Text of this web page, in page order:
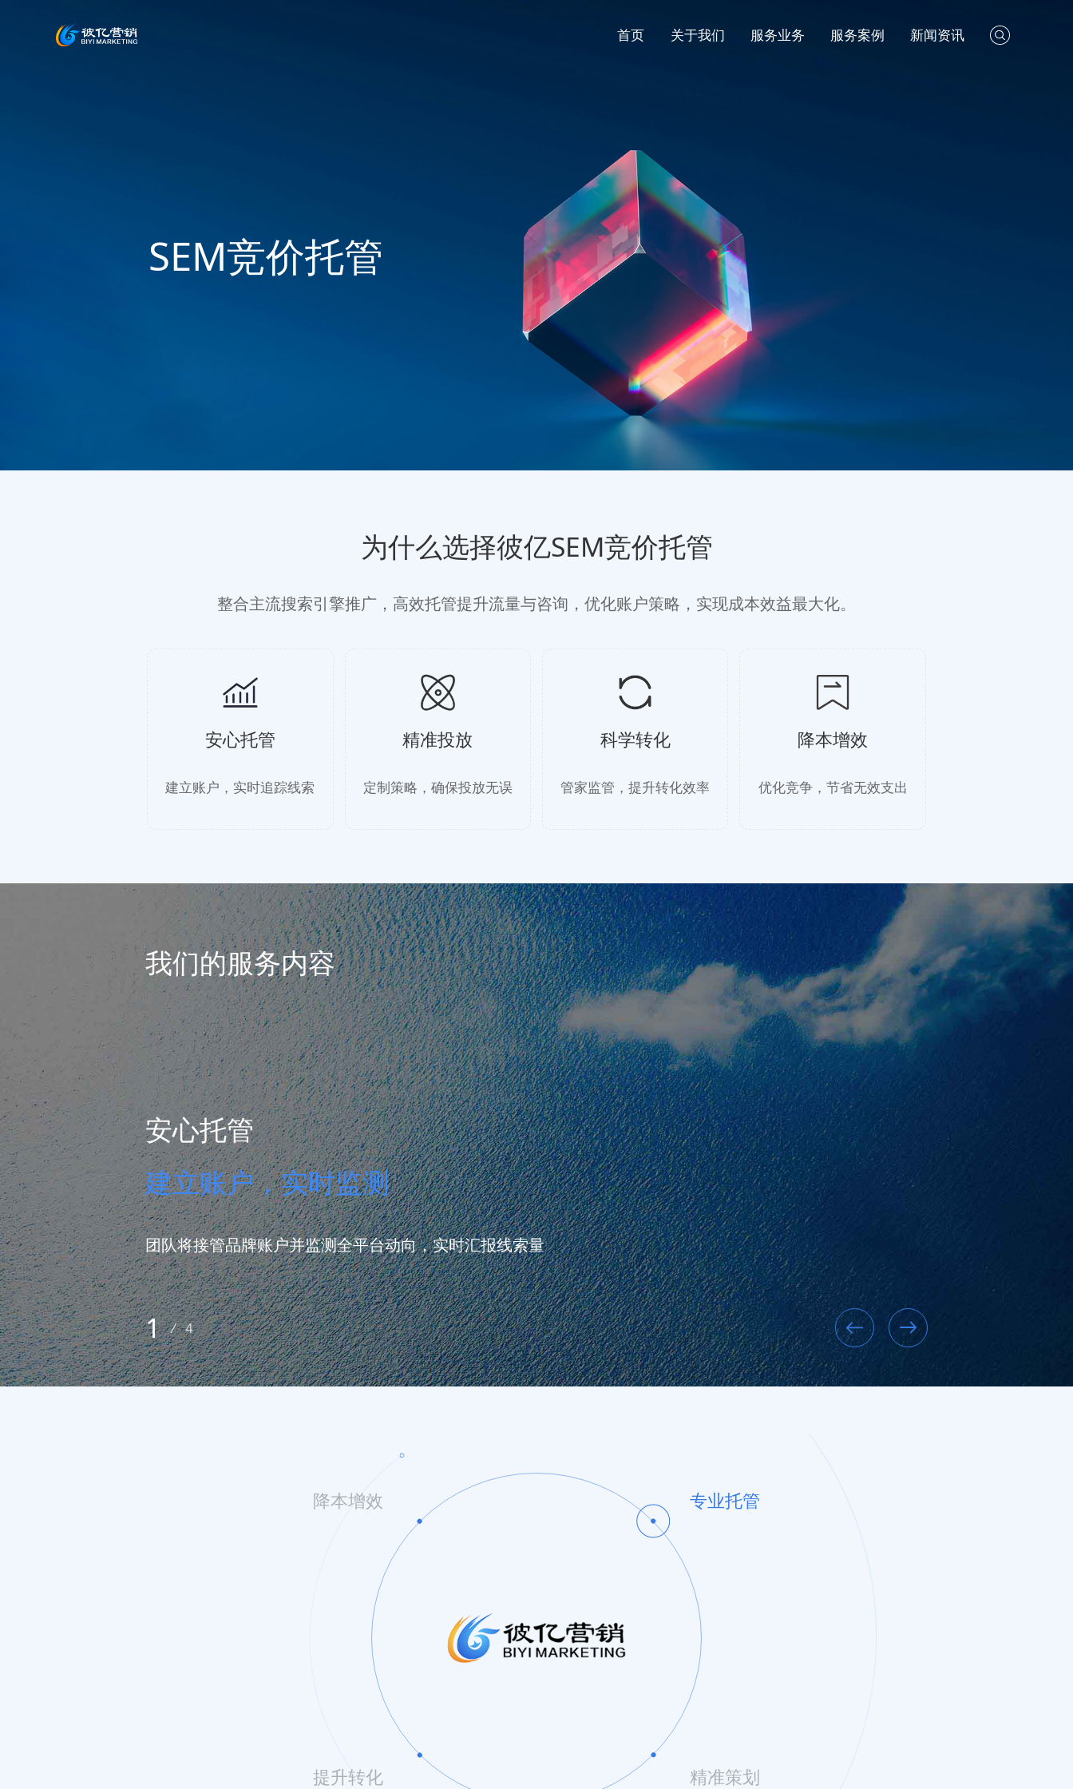
首页 关于我们 服务业务 服务案例 新闻资讯
SEM竞价托管
为什么选择彼亿SEM竞价托管
整合主流搜索引擎推广，高效托管提升流量与咨询，优化账户策略，实现成本效益最大化。
安心托管
建立账户，实时追踪线索
精准投放
定制策略，确保投放无误
科学转化
管家监管，提升转化效率
降本增效
优化竞争，节省无效支出
我们的服务内容
安心托管
建立账户，实时监测
团队将接管品牌账户并监测全平台动向，实时汇报线索量
1 / 4
专业托管
精准策划
提升转化
降本增效